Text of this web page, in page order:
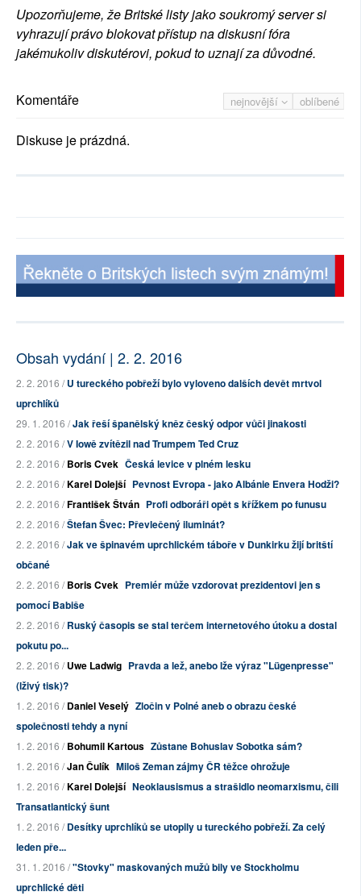
Upozorňujeme, že Britské listy jako soukromý server si
vyhrazují právo blokovat přístup na diskusní fóra
jakémukoliv diskutérovi, pokud to uznají za důvodné.
nejnovější oblíbené
Komentáře
Diskuse je prázdná.
Obsah vydání | 2. 2. 2016
2. 2. 2016 /U tureckého pobřeží bylo vyloveno dalších devět mrtvol
uprchlíků
29. 1. 2016 /Jak řeší španělský kněz český odpor vůči jinakosti
2. 2. 2016 /V Iowě zvítězil nad Trumpem Ted Cruz
2. 2. 2016 /Boris Cvek Česká levice v plném lesku
2. 2. 2016 /Karel Dolejší Pevnost Evropa - jako Albánie Envera Hodži?
2. 2. 2016 /František Štván Profi odboráři opět s křížkem po funusu
2. 2. 2016 /Štefan Švec: Převlečený iluminát?
2. 2. 2016 /Jak ve špinavém uprchlickém táboře v Dunkirku žijí britští
občané
2. 2. 2016 /Boris Cvek Premiér může vzdorovat prezidentovi jen s
pomocí Babiše
2. 2. 2016 /Ruský časopis se stal terčem internetového útoku a dostal
pokutu po...
2. 2. 2016 /Uwe Ladwig Pravda a lež, anebo lže výraz "Lügenpresse"
(lživý tisk)?
1. 2. 2016 /Daniel Veselý Zločin v Polné aneb o obrazu české
společnosti tehdy a nyní
1. 2. 2016 /Bohumil Kartous Zůstane Bohuslav Sobotka sám?
1. 2. 2016 /Jan Čulík Miloš Zeman zájmy ČR těžce ohrožuje
1. 2. 2016 /Karel Dolejší Neoklausismus a strašidlo neomarxismu, čili
Transatlantický šunt
1. 2. 2016 /Desítky uprchlíků se utopily u tureckého pobřeží. Za celý
leden pře...
31. 1. 2016 /"Stovky" maskovaných mužů bily ve Stockholmu
uprchlické děti